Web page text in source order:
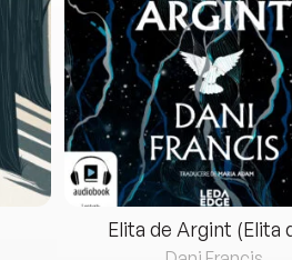
Elita de Argint (Elita